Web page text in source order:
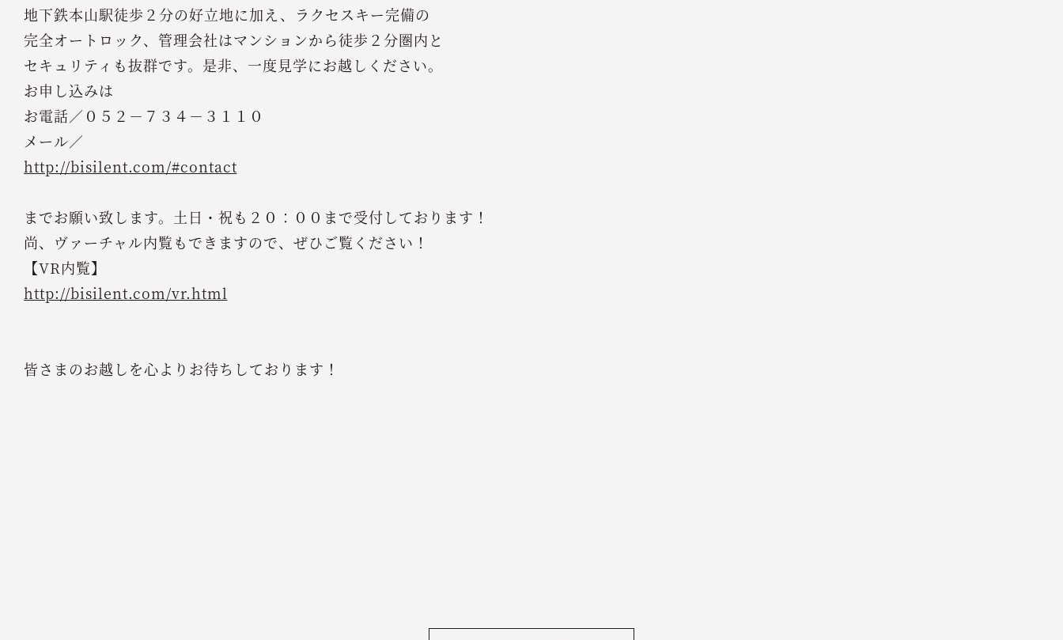
地下鉄本山駅徒歩２分の好立地に加え、ラクセスキー完備の
完全オートロック、管理会社はマンションから徒歩２分圏内と
セキュリティも抜群です。是非、一度見学にお越しください。
お申し込みは
お電話／０５２－７３４－３１１０
メール／
http://bisilent.com/#contact
までお願い致します。土日・祝も２０：００まで受付しております！
尚、ヴァーチャル内覧もできますので、ぜひご覧ください！
【VR内覧】
http://bisilent.com/vr.html
皆さまのお越しを心よりお待ちしております！